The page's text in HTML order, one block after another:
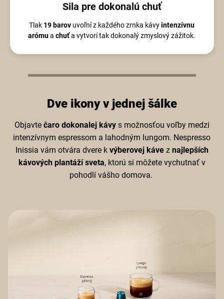
Sila pre dokonalú chuť
Tlak 19 barov uvoľní z každého zrnka kávyintenzívnu
arómuachuťa vytvorí tak dokonalý zmyslový zážitok.
Dve ikony v jednej šálke
Objavte čaro dokonalej kávy s možnosťou voľby medzi
intenzívnym espressom a lahodným lungom. Nespresso
Inissia vám otvára dvere kvýberovej kávez najlepších
kávových plantáží sveta, ktorú si môžete vychutnať v
pohodlí vášho domova.